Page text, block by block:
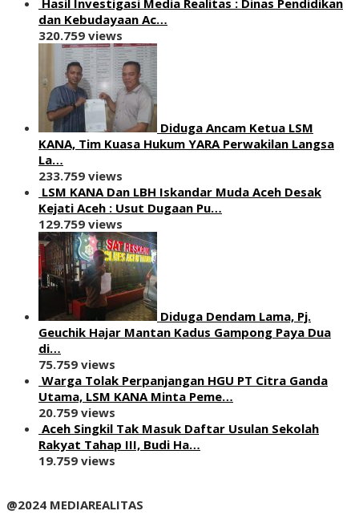
dan Kebudayaan Ac…
320.759 views
Diduga Ancam Ketua LSM
KANA, Tim Kuasa Hukum YARA Perwakilan Langsa
La…
233.759 views
LSM KANA Dan LBH Iskandar Muda Aceh Desak
Kejati Aceh : Usut Dugaan Pu…
129.759 views
Diduga Dendam Lama, Pj.
Geuchik Hajar Mantan Kadus Gampong Paya Dua
di…
75.759 views
Warga Tolak Perpanjangan HGU PT Citra Ganda
Utama, LSM KANA Minta Peme…
20.759 views
Aceh Singkil Tak Masuk Daftar Usulan Sekolah
Rakyat Tahap III, Budi Ha…
19.759 views
@2024 MEDIAREALITAS